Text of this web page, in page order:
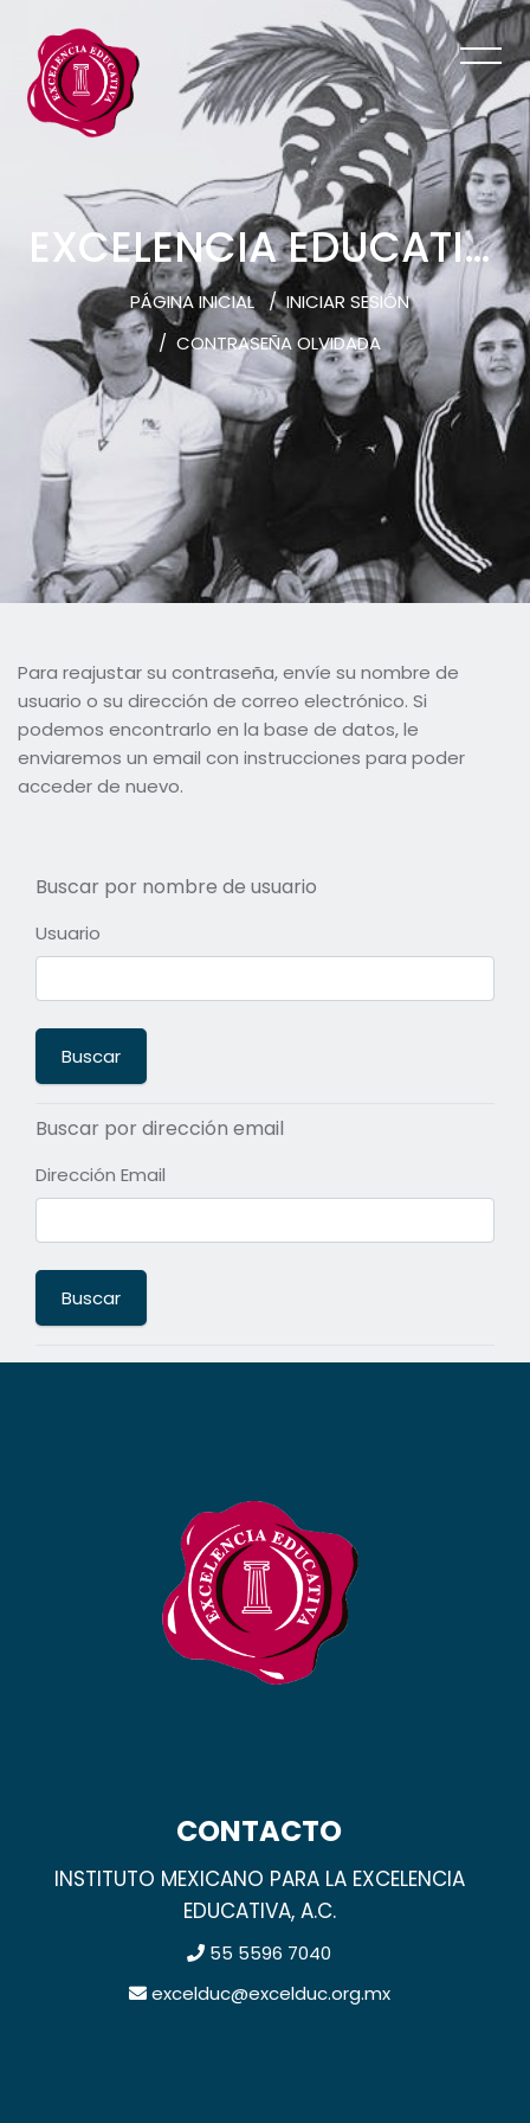
EXCELENCIA EDUCATIVA
PÁGINA INICIAL
INICIAR SESIÓN
CONTRASEÑA OLVIDADA
Para reajustar su contraseña, envíe su nombre de
usuario o su dirección de correo electrónico. Si
podemos encontrarlo en la base de datos, le
enviaremos un email con instrucciones para poder
acceder de nuevo.
Buscar por nombre de usuario
Usuario
Buscar por dirección email
Dirección Email
CONTACTO
INSTITUTO MEXICANO PARA LA EXCELENCIA
EDUCATIVA, A.C.
55 5596 7040
excelduc@excelduc.org.mx